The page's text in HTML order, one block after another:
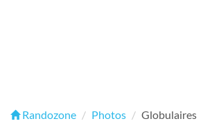
Randozone Photos Globulaires